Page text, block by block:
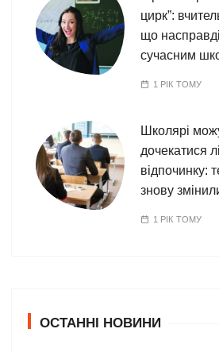
цирк”:
що
сучасним
1 РІК ТОМУ
Школярі
дочекатися
відпочинку:
знову
1 РІК ТОМУ
ОСТАННІ НОВИНИ